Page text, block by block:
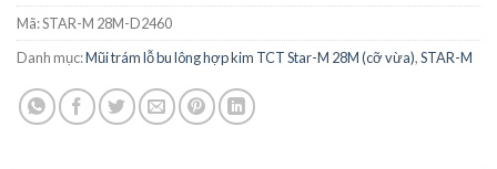
Mã:STAR-M 28M-D2460
Danh mục:Mũi trám lỗ bu lông hợp kim TCT Star-M 28M (cỡ vừa),STAR-M